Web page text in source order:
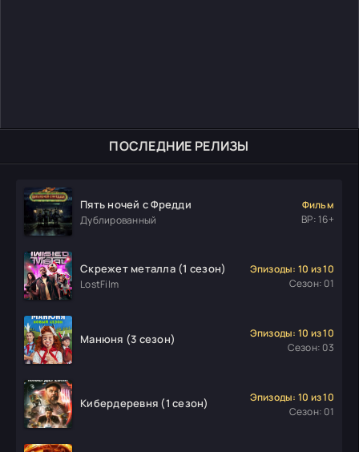
ПОСЛЕДНИЕ РЕЛИЗЫ
Пять ночей с Фредди
Дублированный
Фильм
ВР: 16+
Скрежет металла (1 сезон)
LostFilm
Эпизоды: 10 из 10
Сезон: 01
Манюня (3 сезон)
Эпизоды: 10 из 10
Сезон: 03
Кибердеревня (1 сезон)
Эпизоды: 10 из 10
Сезон: 01